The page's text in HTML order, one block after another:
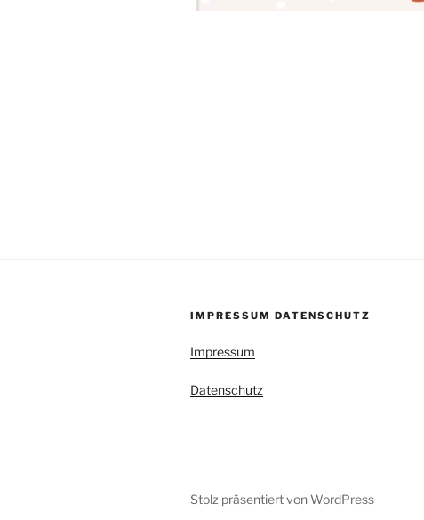
IMPRESSUM DATENSCHUTZ
Impressum
Datenschutz
Stolz präsentiert von WordPress